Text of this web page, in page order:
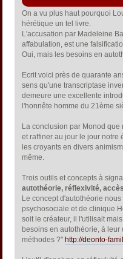
On a vu plus haut pourquoi
hérétique un tel livre.
L'accusation par Madeleine
affabulation, est une
Oui, mais les besoins en
Ecrit voici près de quarante
sens qu'une transcriptase
demeure une excellente
l'honnête homme du 21ème
La conclusion par Monod
et raffiner au jour le jour notre
les croyants en divers
même.
Trois outils et concepts à
autothéorie, réflexivité,
Le concept d'autothéorie
psychosociale et de clinique
soit le créateur, il l'utilisait
besoins en autothéorie, à
méthodes ?" http://deonto-